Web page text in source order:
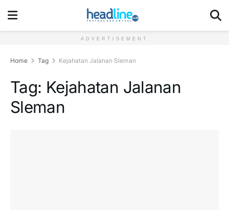
ADVERTISEMENT
Home Tag Kejahatan Jalanan Sleman
Tag: Kejahatan Jalanan
Sleman